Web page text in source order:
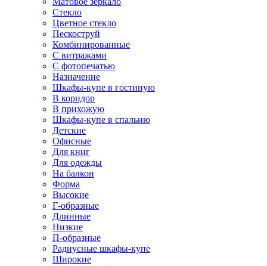
Стекло
Цветное стекло
Пескоструй
Комбинированные
С витражами
С фотопечатью
Назначение
Шкафы-купе в гостиную
В коридор
В прихожую
Шкафы-купе в спальню
Детские
Офисные
Для книг
Для одежды
На балкон
Форма
Высокие
Г-образные
Длинные
Низкие
П-образные
Радиусные шкафы-купе
Широкие